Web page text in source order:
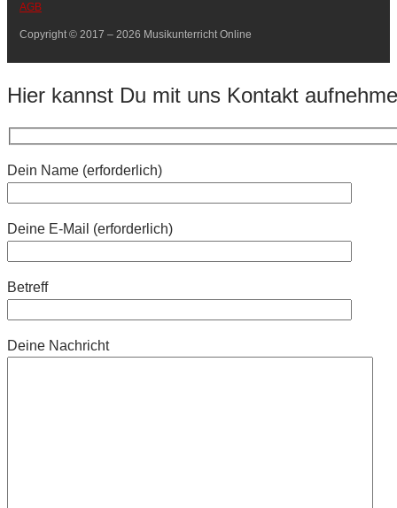
AGB
Copyright © 2017 – 2026 Musikunterricht Online
Hier kannst Du mit uns Kontakt
Dein Name (erforderlich)
Deine E-Mail (erforderlich)
Betreff
Deine Nachricht